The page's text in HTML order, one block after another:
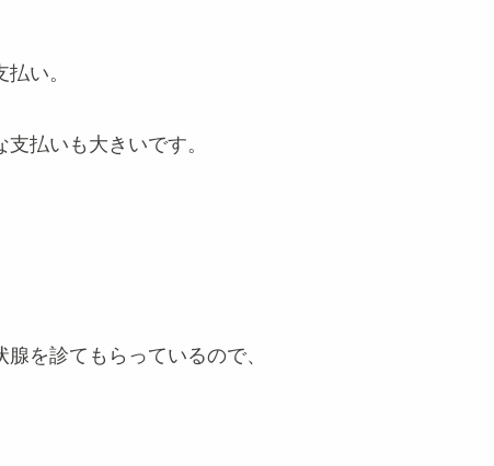
い。
払いも大きいです。
を診てもらっているので、